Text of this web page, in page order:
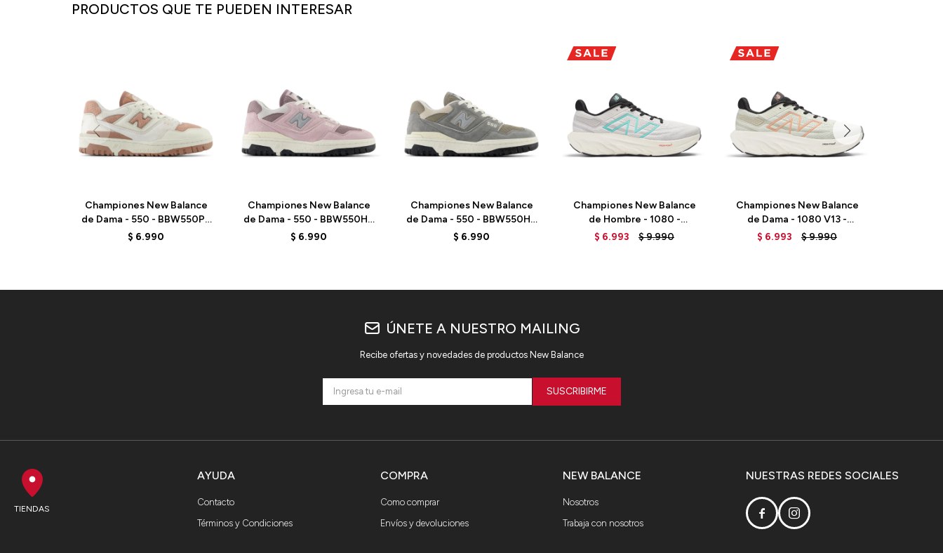
PRODUCTOS QUE TE PUEDEN INTERESAR
Championes New Balance
de Dama - 550 - BBW550PF
- ELD
$ 6.990
Championes New Balance
de Dama - 550 - BBW550HB
- ELD
$ 6.990
Championes New Balance
de Dama - 550 - BBW550HA
- ELD
$ 6.990
Championes New Balance
de Hombre - 1080 -
M1080AFF - GREY
$ 6.993 $9.990
Championes New Balance
de Dama - 1080 V13 -
W1080ACC - GREEN
$ 6.993 $9.990
TIENDAS
AYUDA
Contacto
Términos y Condiciones
NEW BALANCE
Nosotros
Trabaja con nosotros
COMPRA
Como comprar
Envíos y devoluciones
NUESTRAS REDES SOCIALES
 
ÚNETE A NUESTRO MAILING
Recibe ofertas y novedades de productos New Balance
SUSCRIBIRME